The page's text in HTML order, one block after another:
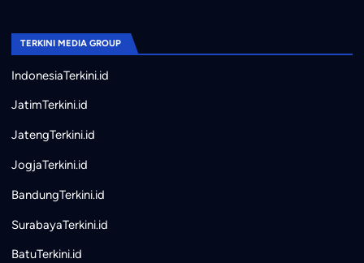
TERKINI MEDIA GROUP
IndonesiaTerkini.id
JatimTerkini.id
JatengTerkini.id
JogjaTerkini.id
BandungTerkini.id
SurabayaTerkini.id
BatuTerkini.id